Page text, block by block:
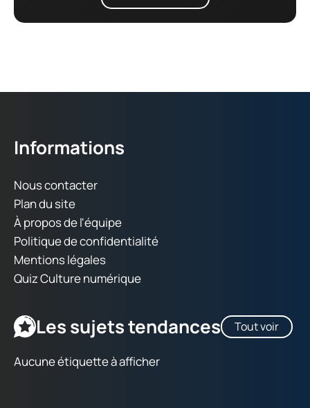
Informations
Nous contacter
Plan du site
À propos de l'équipe
Politique de confidentialité
Mentions légales
Quiz Culture numérique
Les sujets tendances Tout voir
Aucune étiquette à afficher